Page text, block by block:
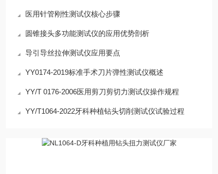
医用针管刚性测试仪核心步骤
圆锥接头多功能测试仪的应用优势剖析
导引导丝拉伸测试仪应用要点
YY0174-2019标准手术刀片弹性测试仪概述
YY/T 0176-2006医用剪刀剪切力测试仪操作规程
YY/T1064-2022牙科种植钻头切削测试仪试验过程